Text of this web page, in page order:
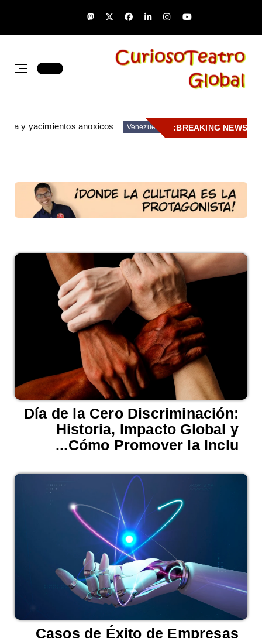
BREAKING NEWS:
Venezuela
y yacimientos anoxicos
Día de la Cero Discriminación:
Historia, Impacto Global y
Cómo Promover la Inclu...
Casos de Éxito de Empresas